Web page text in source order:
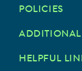
POLICIES
ADDITIONAL
HELPFUL